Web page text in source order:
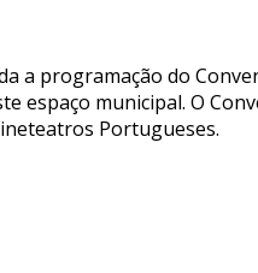
a programação do
espaço municipal. O
Portugueses.